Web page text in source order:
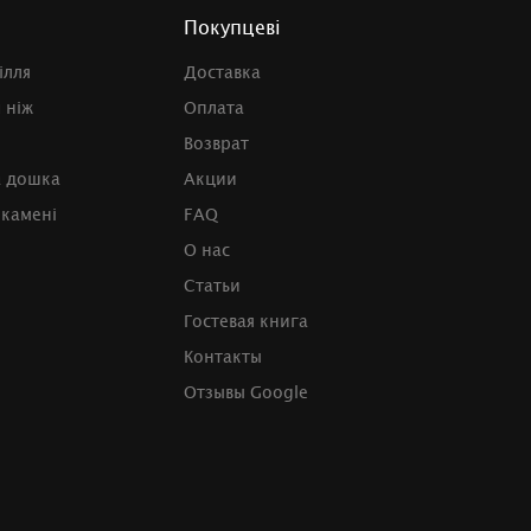
ніж
дошка
Покупцеві
Доставка
Оплата
Возврат
Акции
FAQ
О нас
Статьи
Гостевая книга
Контакты
Отзывы Google